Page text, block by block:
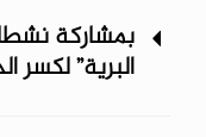
بمشاركة
البرية” لكسر